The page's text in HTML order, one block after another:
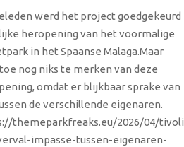
werd het project goedgekeurd
heropening van het voormalige
in het Spaanse Malaga.Maar
nog niks te merken van deze
omdat er blijkbaar sprake van
de verschillende eigenaren.
themeparkfreaks.eu/2026/04/
impasse-tussen-eigenaren-